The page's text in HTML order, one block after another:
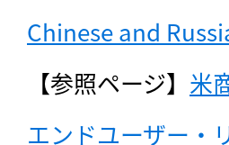
Chinese and
【参照ページ】 米
エンドユーザー・